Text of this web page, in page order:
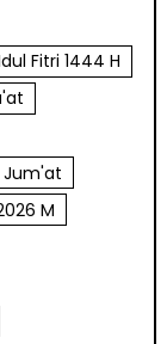
Fitri 1444 H
Jum'at
M